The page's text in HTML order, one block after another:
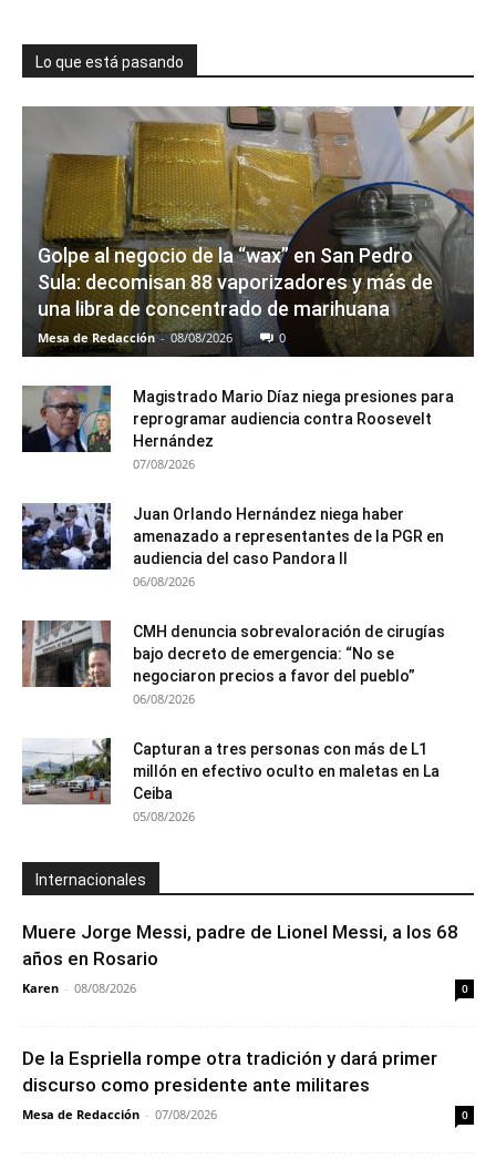
Lo que está pasando
Golpe al negocio de la “wax” en San Pedro
Sula: decomisan 88 vaporizadores y más de
una libra de concentrado de marihuana
Mesa de Redacción - 08/08/2026 0
Magistrado Mario Díaz niega presiones para
reprogramar audiencia contra Roosevelt
Hernández
07/08/2026
Juan Orlando Hernández niega haber
amenazado a representantes de la PGR en
audiencia del caso Pandora II
06/08/2026
CMH denuncia sobrevaloración de cirugías
bajo decreto de emergencia: “No se
negociaron precios a favor del pueblo”
06/08/2026
Capturan a tres personas con más de L1
millón en efectivo oculto en maletas en La
Ceiba
05/08/2026
Internacionales
Muere Jorge Messi, padre de Lionel Messi, a los 68
años en Rosario
Karen - 08/08/2026 0
De la Espriella rompe otra tradición y dará primer
discurso como presidente ante militares
Mesa de Redacción - 07/08/2026 0